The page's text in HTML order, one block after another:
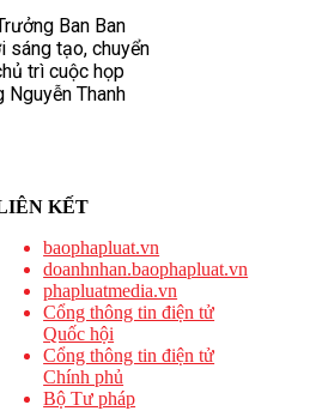
Ban Ban
sáng tạo, chuyển
trì cuộc họp
Thanh
KẾT
baophapluat.vn
doanhnhan.baophapluat.vn
phapluatmedia.vn
Cổng thông tin điện tử
Quốc hội
Cổng thông tin điện tử
Chính phủ
Bộ Tư pháp